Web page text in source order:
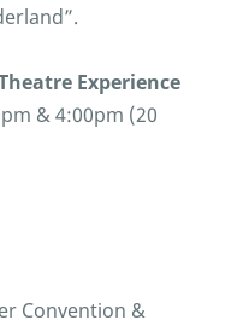
Experience
& 4:00pm (20
Convention &